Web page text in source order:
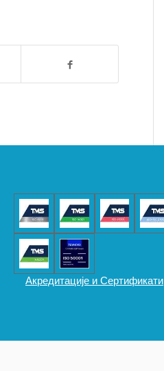
Акредитације и Сертификати